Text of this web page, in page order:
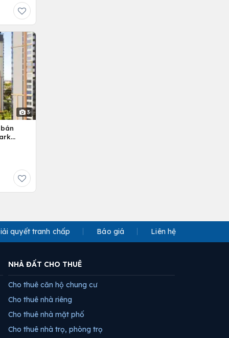
3
quyết tranh chấp Báo giá Liên hệ
NHÀ ĐẤT CHO THUÊ
Cho thuê căn hộ chung cư
Cho thuê nhà riêng
Cho thuê nhà mặt phố
Cho thuê nhà trọ, phòng trọ